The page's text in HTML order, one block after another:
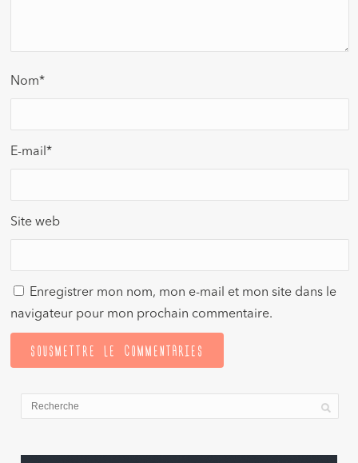
Nom*
E-mail*
Site web
Enregistrer mon nom, mon e-mail et mon site dans le
navigateur pour mon prochain commentaire.